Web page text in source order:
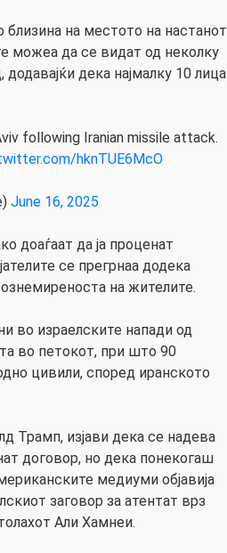
близина на местото на настанот
можеа да се видат од неколку
дека најмалку 10 лица
following Iranian missile attack.
hknTUE6McO
June 16, 2025
доаѓаат да ја проценат
се прегрнаа додека
на жителите.
во израелските напади од
во петокот, при што 90
цивили, според иранското
Трамп, изјави дека се надева
договор, но дека понекогаш
медиуми објавија
заговор за атентат врз
Али Хамнеи.